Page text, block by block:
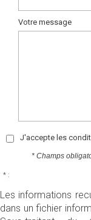
Votre message
J'accepte les
* Champs
* :
Les informations
dans un fichier